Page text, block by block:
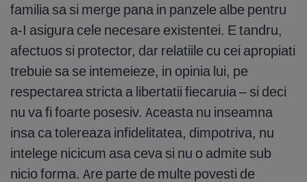
familia sa si merge pana in panzele albe pentru
a-I asigura cele necesare existentei. E tandru,
afectuos si protector, dar relatiile cu cei apropiati
trebuie sa se intemeieze, in opinia lui, pe
respectarea stricta a libertatii fiecaruia – si deci
nu va fi foarte posesiv. Aceasta nu inseamna
insa ca tolereaza infidelitatea, dimpotriva, nu
intelege nicicum asa ceva si nu o admite sub
nicio forma. Are parte de multe povesti de